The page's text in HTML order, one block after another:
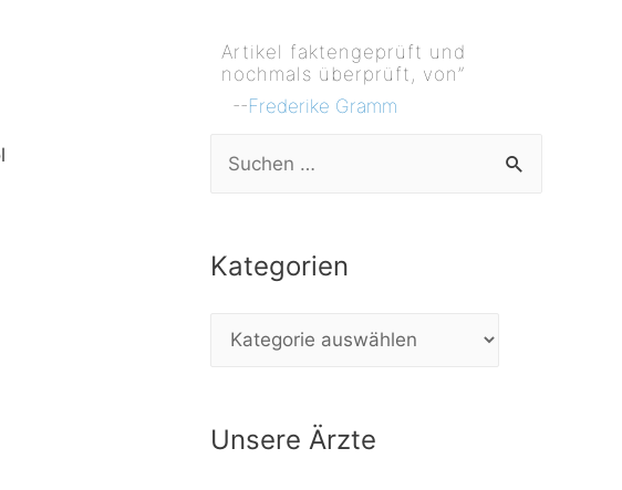
Artikel faktengeprüft und
nochmals überprüft, von”
--Frederike Gramm
h
c
Kategorien
e
Unsere Ärzte